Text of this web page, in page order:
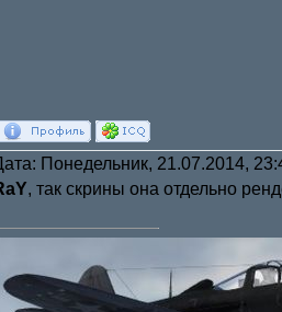
Понедельник, 21.07.2014,
, так скрины она отдельно